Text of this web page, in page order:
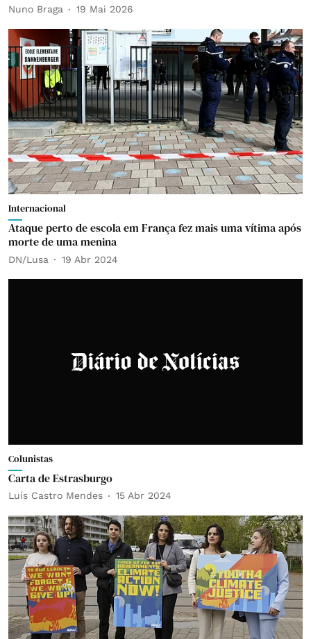
Nuno Braga 19 Mai 2026
Internacional
Ataque perto de escola em França fez mais uma vítima após
morte de uma menina
DN/Lusa 19 Abr 2024
Colunistas
Carta de Estrasburgo
Luís Castro Mendes 15 Abr 2024